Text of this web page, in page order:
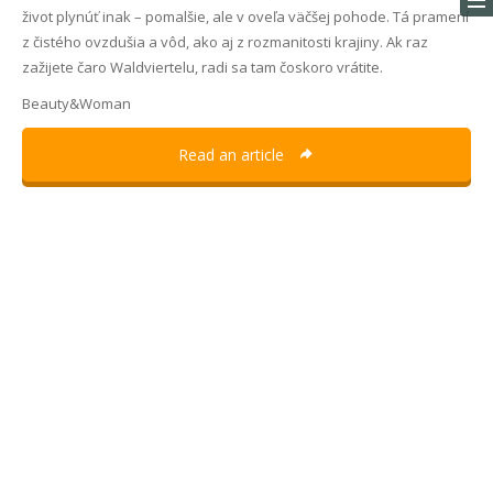
život plynúť inak – pomalšie, ale v oveľa väčšej pohode. Tá pramení
z čistého ovzdušia a vôd, ako aj z rozmanitosti krajiny. Ak raz
zažijete čaro Waldviertelu, radi sa tam čoskoro vrátite.
Beauty&Woman
Read an article